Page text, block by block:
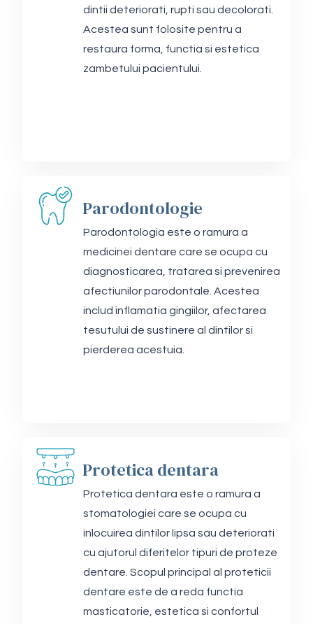
dintii deteriorati, rupti sau decolorati.
Acestea sunt folosite pentru a
restaura forma, functia si estetica
zambetului pacientului.
Parodontologie
Parodontologia este o ramura a
medicinei dentare care se ocupa cu
diagnosticarea, tratarea si prevenirea
afectiunilor parodontale. Acestea
includ inflamatia gingiilor, afectarea
tesutului de sustinere al dintilor si
pierderea acestuia.
Protetica dentara
Protetica dentara este o ramura a
stomatologiei care se ocupa cu
inlocuirea dintilor lipsa sau deteriorati
cu ajutorul diferitelor tipuri de proteze
dentare. Scopul principal al proteticii
dentare este de a reda functia
masticatorie, estetica si confortul